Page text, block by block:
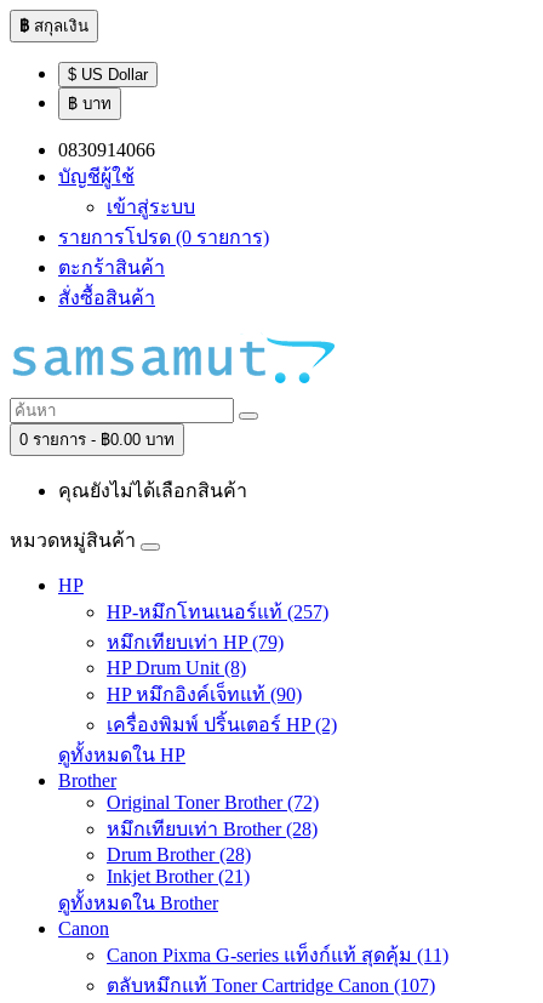
฿ สกุลเงิน
$ US Dollar
฿ บาท
0830914066
บัญชีผู้ใช้
เข้าสู่ระบบ
รายการโปรด (0 รายการ)
ตะกร้าสินค้า
สั่งซื้อสินค้า
0 รายการ - ฿0.00 บาท
คุณยังไม่ได้เลือกสินค้า
หมวดหมู่สินค้า
HP
HP-หมึกโทนเนอร์แท้ (257)
หมึกเทียบเท่า HP (79)
HP Drum Unit (8)
HP หมึกอิงค์เจ็ทแท้ (90)
เครื่องพิมพ์ ปริ้นเตอร์ HP (2)
ดูทั้งหมดใน HP
Brother
Original Toner Brother (72)
หมึกเทียบเท่า Brother (28)
Drum Brother (28)
Inkjet Brother (21)
ดูทั้งหมดใน Brother
Canon
Canon Pixma G-series แท็งก์แท้ สุดคุ้ม (11)
ตลับหมึกแท้ Toner Cartridge Canon (107)